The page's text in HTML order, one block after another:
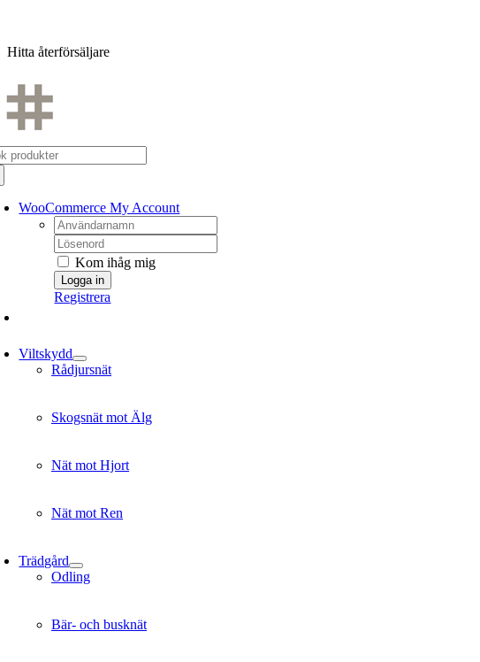
innehållet
Hitta återförsäljare
WooCommerce My Account
Username:
Password:
Kom ihåg mig
Registrera
Viltskydd
Rådjursnät
Skogsnät mot Älg
Nät mot Hjort
Nät mot Ren
Trädgård
Odling
Bär- och busknät